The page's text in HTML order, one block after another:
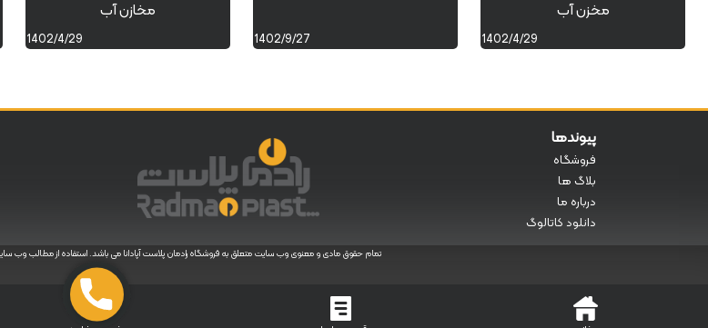
مخزن آب
1402/4/29
1402/9/27
مخازن آب
1402/4/29
پیوندها
فروشگاه
بلاگ ها
درباره ما
دانلود کاتالوگ
تمام حقوق مادی و معنوی وب سایت متعلق به فروشگاه رادمان پلاست آپادانا می باشد. استفاده از مطالب وب